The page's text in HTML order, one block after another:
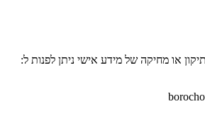
או מחיקה של מידע אישי ניתן לפנות ל: